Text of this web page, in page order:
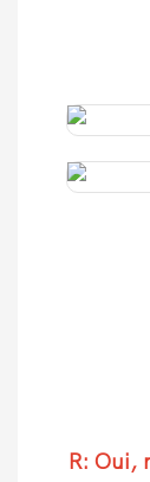
R: Oui,